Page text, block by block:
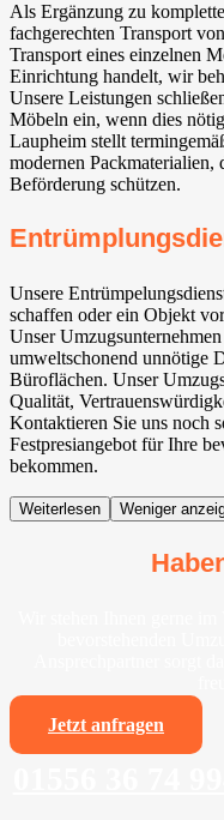
Als Ergänzung zu
fachgerechten Transport
Transport eines einzelnen
Einrichtung handelt, wir
Unsere Leistungen
Möbeln ein, wenn dies
Laupheim stellt
modernen
Beförderung schützen.
Unsere
schaffen oder ein Objekt
Unser
umweltschonend unnötige
Büroflächen. Unser
Qualität,
Kontaktieren Sie uns noch
Festpresiangebot für Ihre
bekommen.
Weiterlesen Weniger
Jetzt anfragen